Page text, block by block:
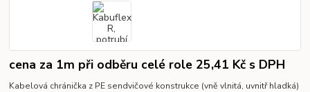
cena za 1m při odběru celé role 25,41 Kč s DPH
Kabelová chránička z PE sendvičové konstrukce (vně vlnitá, uvnitř hladká)